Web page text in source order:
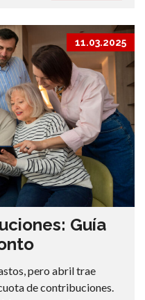
11.03.2025
Guía
pero abril trae
de contribuciones.